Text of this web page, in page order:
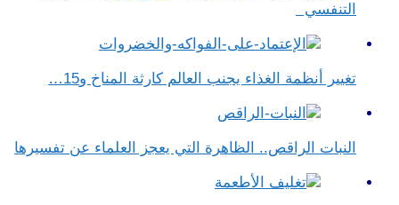
التنفسي
تغيير أنظمة الغذاء يجنب العالم كارثة المناخ و15…
النبات الراقص.. الظاهرة التي يعجز العلماء عن تفسيرها